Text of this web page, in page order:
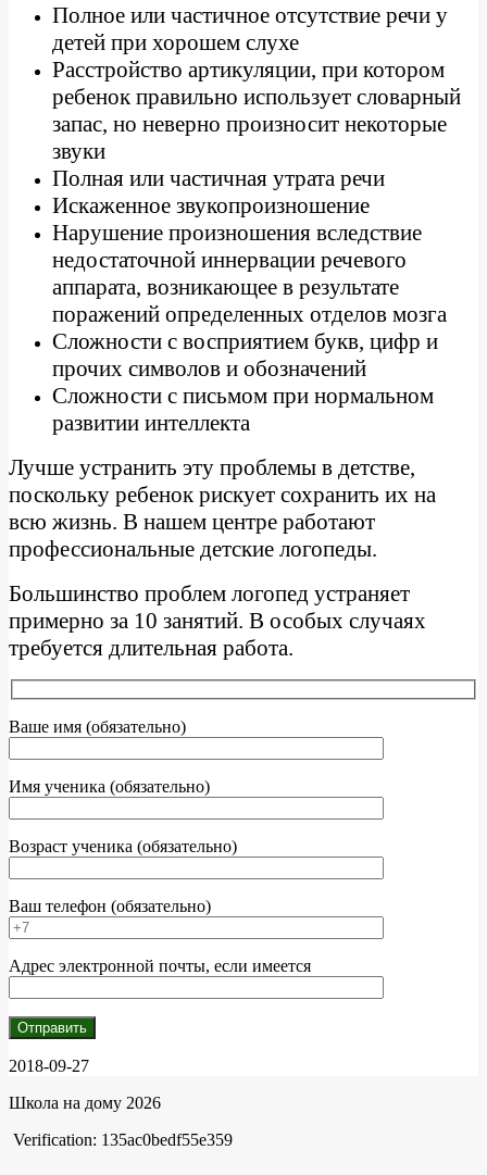
Полное или частичное отсутствие речи у
детей при хорошем слухе
Расстройство артикуляции, при котором
ребенок правильно использует словарный
запас, но неверно произносит некоторые
звуки
Полная или частичная утрата речи
Искаженное звукопроизношение
Нарушение произношения вследствие
недостаточной иннервации речевого
аппарата, возникающее в результате
поражений определенных отделов мозга
Сложности с восприятием букв, цифр и
прочих символов и обозначений
Сложности с письмом при нормальном
развитии интеллекта
Лучше устранить эту проблемы в детстве,
поскольку ребенок рискует сохранить их на
всю жизнь. В нашем центре работают
профессиональные детские логопеды.
Большинство проблем логопед устраняет
примерно за 10 занятий. В особых случаях
требуется длительная работа.
Ваше имя (обязательно)
Имя ученика (обязательно)
Возраст ученика (обязательно)
Ваш телефон (обязательно)
Адрес электронной почты, если имеется
2018-09-27
Школа на дому 2026
Verification: 135ac0bedf55e359